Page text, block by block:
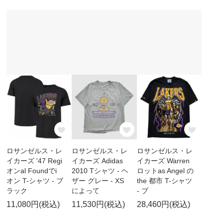
ロサンゼルス・レ
イカーズ '47 Regi
オンal Foundでi
オン T-シャツ - ブ
ラック
11,080円(税込)
ロサンゼルス・レ
イカーズ Adidas
2010 Tシャツ - ヘ
ザー グレー - XS
によって
11,530円(税込)
ロサンゼルス・レ
イカーズ Warren
ロットas Angel の
the 都市 T-シャツ
- ブ
28,460円(税込)